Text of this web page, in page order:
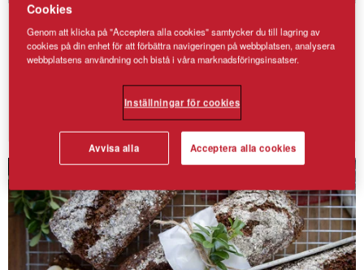
Surdegsfrallor
Năr du en gång bakat surdegsfrallor är det svårt att gå tillbaka.
Förutom att surdegen gör brödet saftigt och hållbart, är de...
Cookies
Genom att klicka på "Acceptera alla cookies" samtycker du till lagring av
cookies på din enhet för att förbättra navigeringen på webbplatsen, analysera
webbplatsens användning och bistå i våra marknadsföringsinsatser.
Inställningar för cookies
Avvisa alla Acceptera alla cookies